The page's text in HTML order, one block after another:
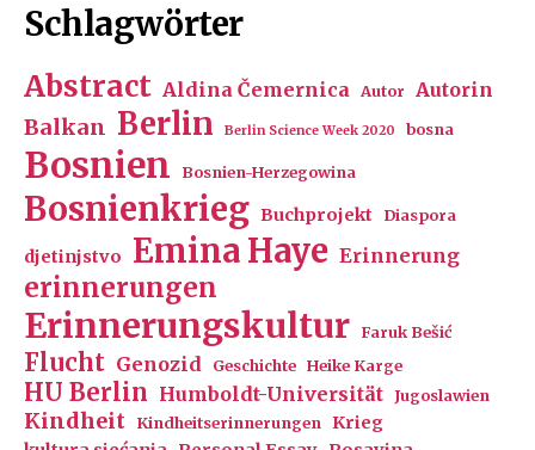
Schlagwörter
Abstract Aldina Čemernica Autor Autorin
Balkan Berlin Berlin Science Week 2020 bosna
Bosnien Bosnien-Herzegowina
Bosnienkrieg Buchprojekt Diaspora
djetinjstvo Emina Haye Erinnerung
erinnerungen
Erinnerungskultur Faruk Bešić
Flucht Genozid Geschichte Heike Karge
HU Berlin Humboldt-Universität Jugoslawien
Kindheit Kindheitserinnerungen
Krieg